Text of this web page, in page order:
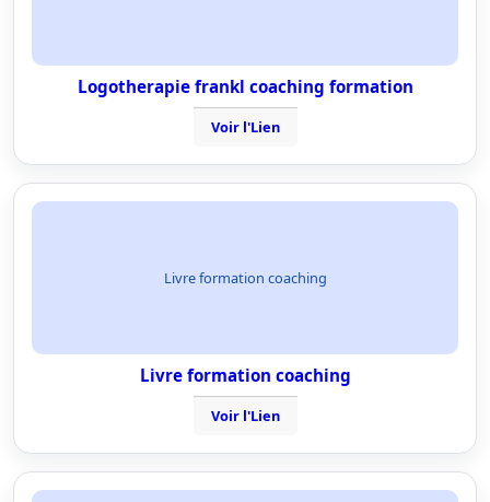
Logotherapie frankl coaching formation
Voir l'Lien
Livre formation coaching
Livre formation coaching
Voir l'Lien